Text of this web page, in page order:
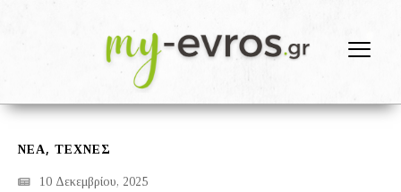
ΝΕΑ, ΤΕΧΝΕΣ
10 Δεκεμβρίου, 2025